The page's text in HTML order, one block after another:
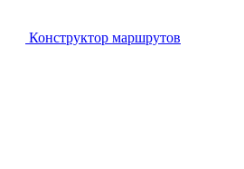
Конструктор маршрутов